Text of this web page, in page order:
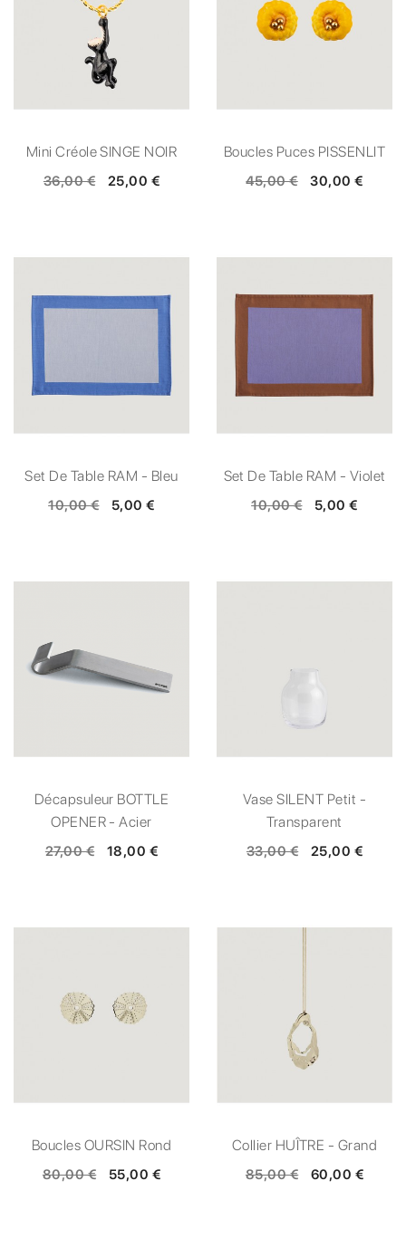
Mini Créole SINGE NOIR
36,00 € 25,00 €
Boucles Puces PISSENLIT
45,00 € 30,00 €
Set De Table RAM - Bleu
10,00 € 5,00 €
Set De Table RAM - Violet
10,00 € 5,00 €
Décapsuleur BOTTLE
OPENER - Acier
27,00 € 18,00 €
Vase SILENT Petit -
Transparent
33,00 € 25,00 €
Boucles OURSIN Rond
80,00 € 55,00 €
Collier HUÎTRE - Grand
85,00 € 60,00 €